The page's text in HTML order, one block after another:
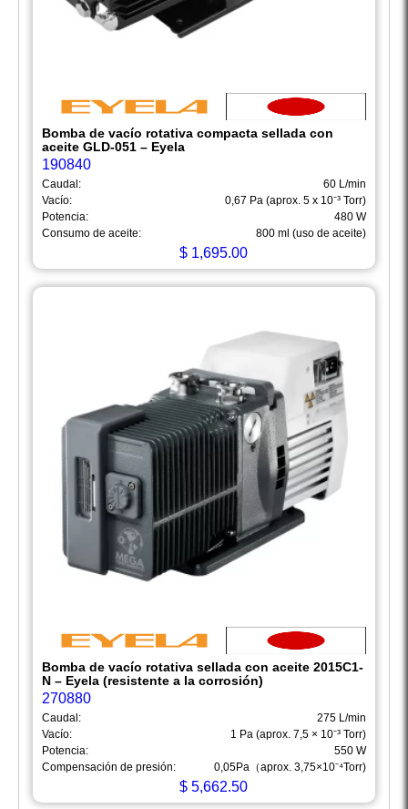
Bomba de vacío rotativa compacta sellada con
aceite GLD-051 – Eyela
190840
Caudal:
60 L/min
Vacío:
0,67 Pa (aprox. 5 x 10⁻³ Torr)
Potencia:
480 W
Consumo de aceite:
800 ml (uso de aceite)
$1,695.00
Bomba de vacío rotativa sellada con aceite 2015C1-
N – Eyela (resistente a la corrosión)
270880
Caudal:
275 L/min
Vacío:
1 Pa (aprox. 7,5 × 10⁻³ Torr)
Potencia:
550 W
Compensación de presión:
0,05Pa（aprox. 3,75×10⁻⁴Torr)
$5,662.50